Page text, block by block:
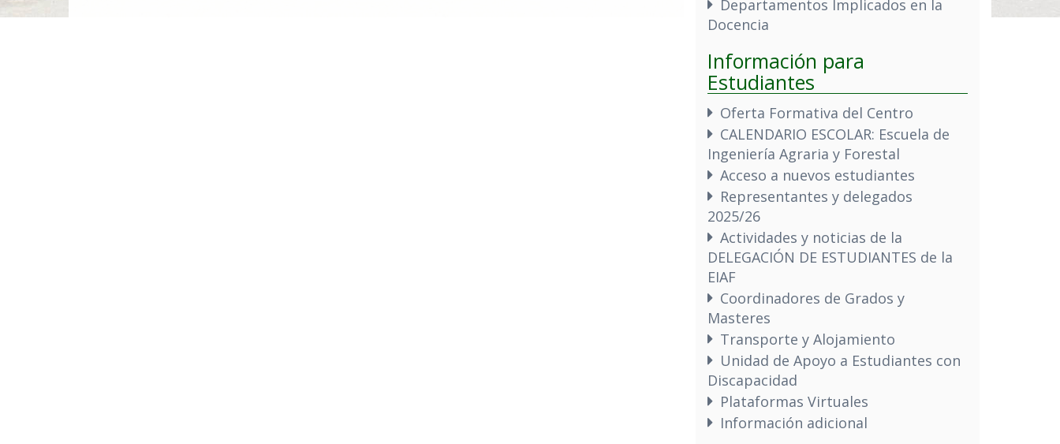
Departamentos Implicados en la
Docencia
Información para
Estudiantes
Oferta Formativa del Centro
CALENDARIO ESCOLAR: Escuela de
Ingeniería Agraria y Forestal
Acceso a nuevos estudiantes
Representantes y delegados
2025/26
Actividades y noticias de la
DELEGACIÓN DE ESTUDIANTES de la
EIAF
Coordinadores de Grados y
Masteres
Transporte y Alojamiento
Unidad de Apoyo a Estudiantes con
Discapacidad
Plataformas Virtuales
Información adicional